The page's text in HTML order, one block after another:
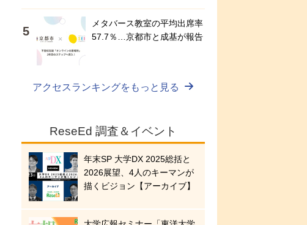
メタバース教室の平均出席率
57.7％…京都市と成基が報告
アクセスランキングをもっと見る
ReseEd 調査＆イベント
年末SP 大学DX 2025総括と
2026展望、4人のキーマンが
描くビジョン【アーカイブ】